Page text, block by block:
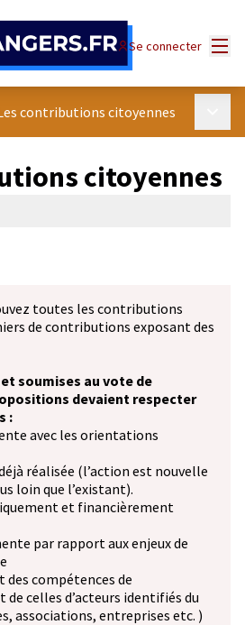
Se connecter
contributions citoyennes
citoyennes
toutes les contributions
de contributions exposant des
soumises au vote de
devaient respecter
:
avec les orientations
réalisée (l’action est nouvelle
loin que l’existant).
et financièrement
par rapport aux enjeux de
des compétences de
celles d’acteurs identifiés du
associations, entreprises etc. )